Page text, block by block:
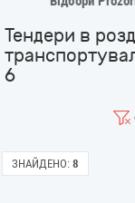
Тендери в
6
ЗНАЙДЕНО: 8